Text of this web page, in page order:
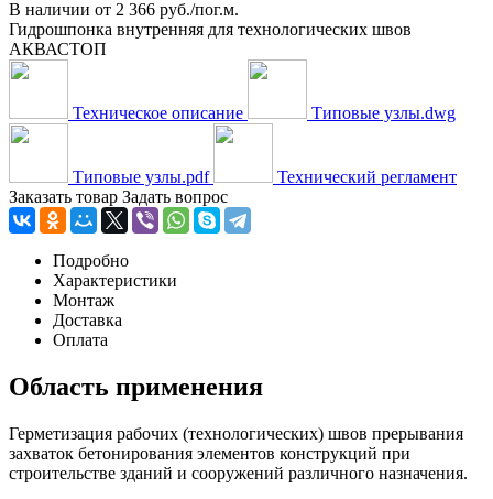
В наличии от 2 366 руб./пог.м.
Гидрошпонка внутренняя для технологических швов
АКВАСТОП
Техническое описание Типовые узлы.dwg
Типовые узлы.pdf
Технический регламент
Заказать товар Задать вопрос
Подробно
Характеристики
Монтаж
Доставка
Оплата
Область применения
Герметизация рабочих (технологических) швов прерывания
захваток бетонирования элементов конструкций при
строительстве зданий и сооружений различного назначения.